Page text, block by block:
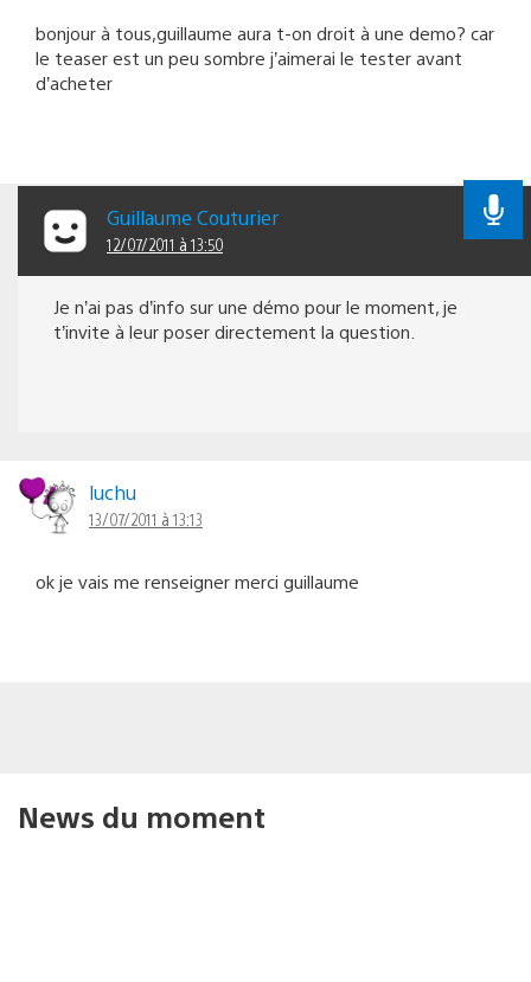
bonjour à tous,guillaume aura t-on droit à une demo? car
le teaser est un peu sombre j’aimerai le tester avant
d’acheter
Guillaume Couturier
12/07/2011 à 13:50
Je n’ai pas d’info sur une démo pour le moment, je
t’invite à leur poser directement la question.
luchu
13/07/2011 à 13:13
ok je vais me renseigner merci guillaume
News du moment